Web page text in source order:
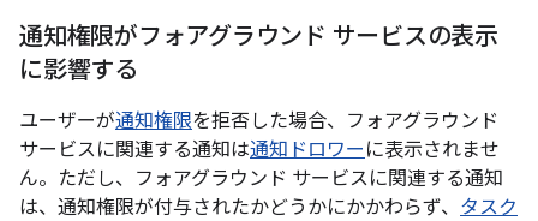
通知権限がフォアグラウンド サービスの表示
に影響する
ユーザーが通知権限を拒否した場合、フォアグラウンド
サービスに関連する通知は通知ドロワー に表示されませ
ん。ただし、フォアグラウンド サービスに関連する通知
は、通知権限が付与されたかどうかにかかわらず、 タスク